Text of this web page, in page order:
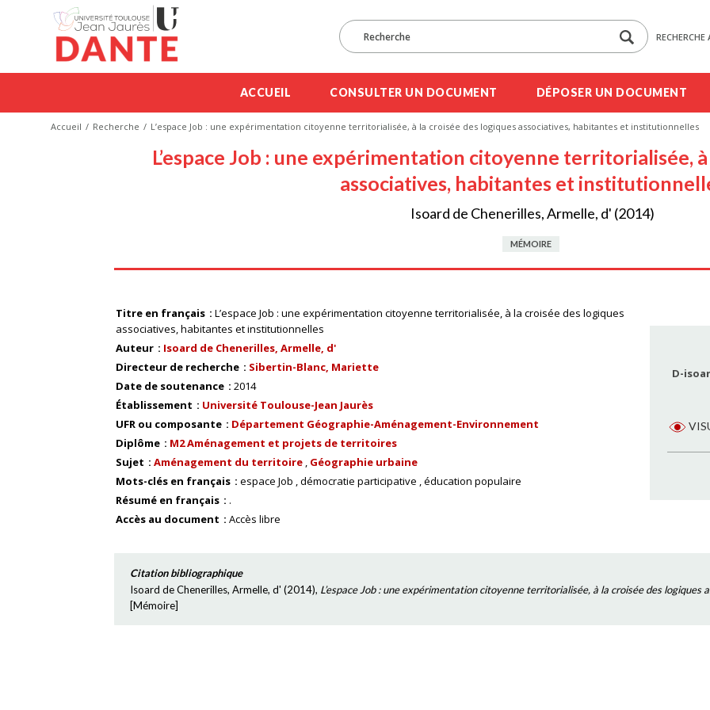
RECHERCHE
ACCUEIL CONSULTER UN DOCUMENT DÉPOSER UN DOCUMENT
Accueil Recherche L’espace Job : une expérimentation citoyenne territorialisée, à la croisée des logiques associatives, habitantes et institutionnelles
L’espace Job : une expérimentation citoyenne territorialisée,
associatives, habitantes et
Isoard de Chenerilles, Armelle, d' (2014)
MÉMOIRE
Titre en français
L’espace Job : une expérimentation citoyenne territorialisée, à la croisée des logiques
associatives, habitantes et institutionnelles
Auteur
Isoard de Chenerilles, Armelle, d'
Directeur de recherche
Sibertin-Blanc, Mariette
Date de soutenance
2014
Établissement
Université Toulouse-Jean Jaurès
UFR ou composante
Département Géographie-Aménagement-Environnement
Diplôme
M2 Aménagement et projets de territoires
Sujet
Aménagement du territoire Géographie urbaine
Mots-clés en français
espace Job démocratie participative éducation populaire
Résumé en français
.
Accès au document
Accès libre
D-
Citation bibliographique
Isoard de Chenerilles, Armelle, d' (2014), L’espace Job : une expérimentation citoyenne territorialisée, à la croisée des
[Mémoire]